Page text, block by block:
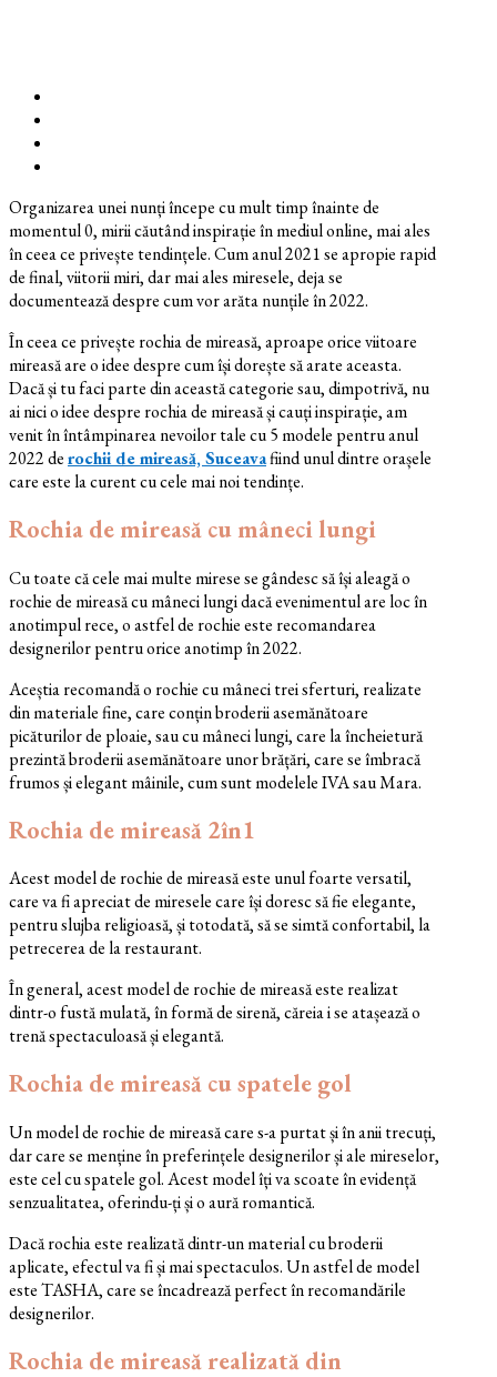
Organizarea unei nunți începe cu mult timp înainte de
momentul 0, mirii căutând inspirație în mediul online, mai ales
în ceea ce privește tendințele. Cum anul 2021 se apropie rapid
de final, viitorii miri, dar mai ales miresele, deja se
documentează despre cum vor arăta nunțile în 2022.
În ceea ce privește rochia de mireasă, aproape orice viitoare
mireasă are o idee despre cum își dorește să arate aceasta.
Dacă și tu faci parte din această categorie sau, dimpotrivă, nu
ai nici o idee despre rochia de mireasă și cauți inspirație, am
venit în întâmpinarea nevoilor tale cu 5 modele pentru anul
2022 derochii de mireasă, Suceavafiind unul dintre orașele
care este la curent cu cele mai noi tendințe.
Rochia de mireasă cu mâneci lungi
Cu toate că cele mai multe mirese se gândesc să își aleagă o
rochie de mireasă cu mâneci lungi dacă evenimentul are loc în
anotimpul rece, o astfel de rochie este recomandarea
designerilor pentru orice anotimp în 2022.
Aceștia recomandă o rochie cu mâneci trei sferturi, realizate
din materiale fine, care conțin broderii asemănătoare
picăturilor de ploaie, sau cu mâneci lungi, care la încheietură
prezintă broderii asemănătoare unor brățări, care se îmbracă
frumos și elegant mâinile, cum sunt modelele IVA sau Mara.
Rochia de mireasă 2în1
Acest model de rochie de mireasă este unul foarte versatil,
care va fi apreciat de miresele care își doresc să fie elegante,
pentru slujba religioasă, și totodată, să se simtă confortabil, la
petrecerea de la restaurant.
În general, acest model de rochie de mireasă este realizat
dintr-o fustă mulată, în formă de sirenă, căreia i se atașează o
trenă spectaculoasă și elegantă.
Rochia de mireasă cu spatele gol
Un model de rochie de mireasă care s-a purtat și în anii trecuți,
dar care se menține în preferințele designerilor și ale mireselor,
este cel cu spatele gol. Acest model îți va scoate în evidență
senzualitatea, oferindu-ți și o aură romantică.
Dacă rochia este realizată dintr-un material cu broderii
aplicate, efectul va fi și mai spectaculos. Un astfel de model
este TASHA, care se încadrează perfect în recomandările
designerilor.
Rochia de mireasă realizată din